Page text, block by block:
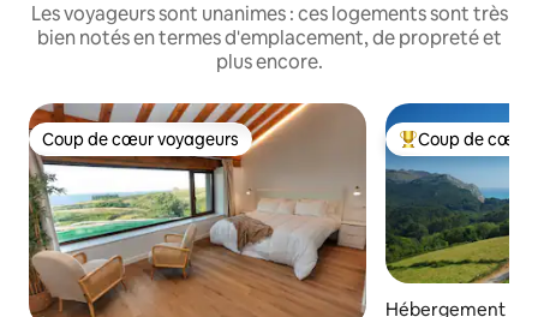
Les voyageurs sont unanimes : ces logements sont très
bien notés en termes d'emplacement, de propreté et
plus encore.
Coup de cœur voyageurs
Coup de cœur voyageurs Coups de cœur
Coup de cœur
Hébergement ⋅